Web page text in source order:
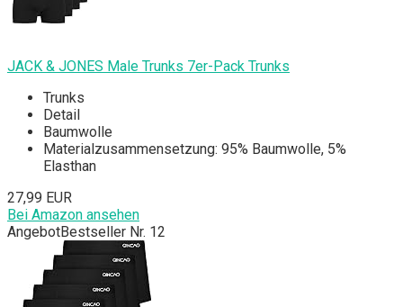
JACK & JONES Male Trunks 7er-Pack Trunks
Trunks
Detail
Baumwolle
Materialzusammensetzung: 95% Baumwolle, 5%
Elasthan
27,99 EUR
Bei Amazon ansehen
AngebotBestseller Nr. 12